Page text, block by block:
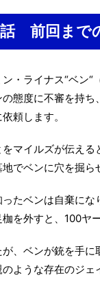
前回まで
・ライナス“ベン
態度に不審を持
頼します。
マイルズが伝える
でベンに穴を掘ら
たベンは自棄に
を外すと、100ヤ
、ベンが銃を手
ような存在のジ